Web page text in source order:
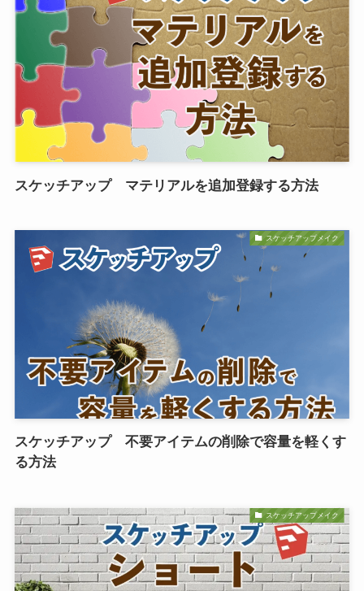
スケッチアップ マテリアルを追加登録する方法
スケッチアップメイク
スケッチアップ 不要アイテムの削除で容量を軽くす
る方法
スケッチアップメイク